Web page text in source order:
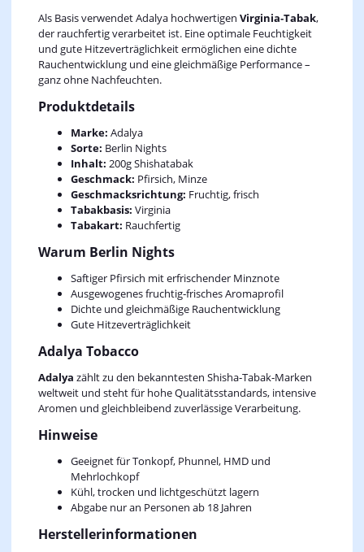
Als Basis verwendet Adalya hochwertigen Virginia‑Tabak,
der rauchfertig verarbeitet ist. Eine optimale Feuchtigkeit
und gute Hitzeverträglichkeit ermöglichen eine dichte
Rauchentwicklung und eine gleichmäßige Performance –
ganz ohne Nachfeuchten.
Produktdetails
Marke: Adalya
Sorte: Berlin Nights
Inhalt: 200g Shishatabak
Geschmack: Pfirsich, Minze
Geschmacksrichtung: Fruchtig, frisch
Tabakbasis: Virginia
Tabakart: Rauchfertig
Warum Berlin Nights
Saftiger Pfirsich mit erfrischender Minznote
Ausgewogenes fruchtig‑frisches Aromaprofil
Dichte und gleichmäßige Rauchentwicklung
Gute Hitzeverträglichkeit
Adalya Tobacco
Adalya zählt zu den bekanntesten Shisha‑Tabak‑Marken
weltweit und steht für hohe Qualitätsstandards, intensive
Aromen und gleichbleibend zuverlässige Verarbeitung.
Hinweise
Geeignet für Tonkopf, Phunnel, HMD und
Mehrlochkopf
Kühl, trocken und lichtgeschützt lagern
Abgabe nur an Personen ab 18 Jahren
Herstellerinformationen